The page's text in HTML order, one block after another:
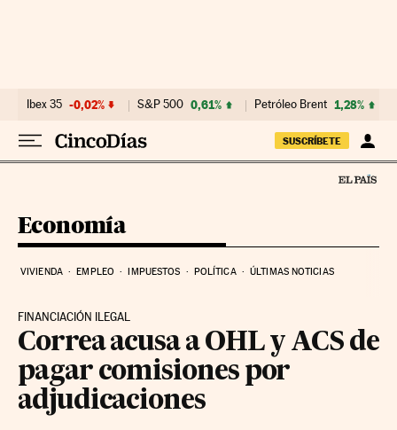
Ibex 35 -0,02% S&P 500 0,61% Petróleo Brent 1,28%
SUSCRÍBETE
Economía
VIVIENDA EMPLEO IMPUESTOS POLÍTICA ÚLTIMAS NOTICIAS
FINANCIACIÓN ILEGAL
Correa acusa a OHL y ACS de
pagar comisiones por
adjudicaciones